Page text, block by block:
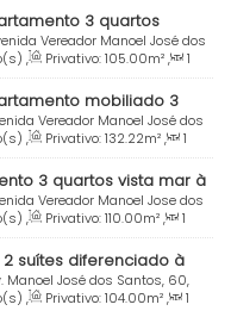
3 quartos
Bombinhas SC
Vereador Manoel José dos
Bombinhas, Santa Catarina,
, Privativo:105.00m²,
1
.00m² , 2 Vaga(s) ,
Útil:
mobiliado 3
SC
Vereador Manoel José dos
000, Centro, Bombinhas,
, Privativo:132.22m²,
1
.00m² , 1 Vaga(s) , 50m
m²
3 quartos vista mar à
SC
Vereador Manoel Jose dos
Bombinhas, Santa Catarina,
, Privativo:110.00m²,
1
.00m², 1Vaga(s),
Útil:
suítes diferenciado à
SC
Manoel José dos Santos, 60,
Catarina, Brasil
, Privativo:104.00m²,
1